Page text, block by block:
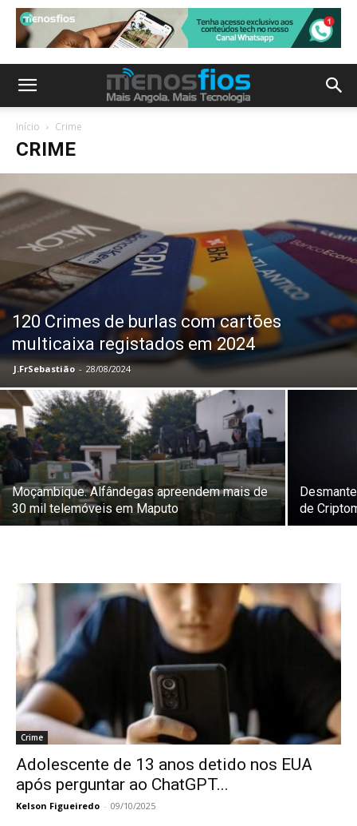
Início Crime
CRIME
120 Crimes de burlas com cartões
multicaixa registados em 2024
J.FrSebastião - 28/08/2024
Moçambique. Alfândegas apreendem mais de
30 mil telemóveis em Maputo
de
Crime
Adolescente de 13 anos detido nos EUA
após perguntar ao ChatGPT...
Kelson Figueiredo - 09/10/2025